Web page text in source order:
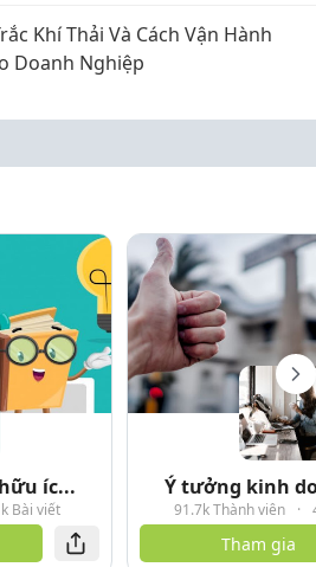
Khí Thải Và Cách Vận Hành
Doanh Nghiệp
íc...
Bài viết
Ý tưởng kinh
91.7k Thành viên ·
Tham gia